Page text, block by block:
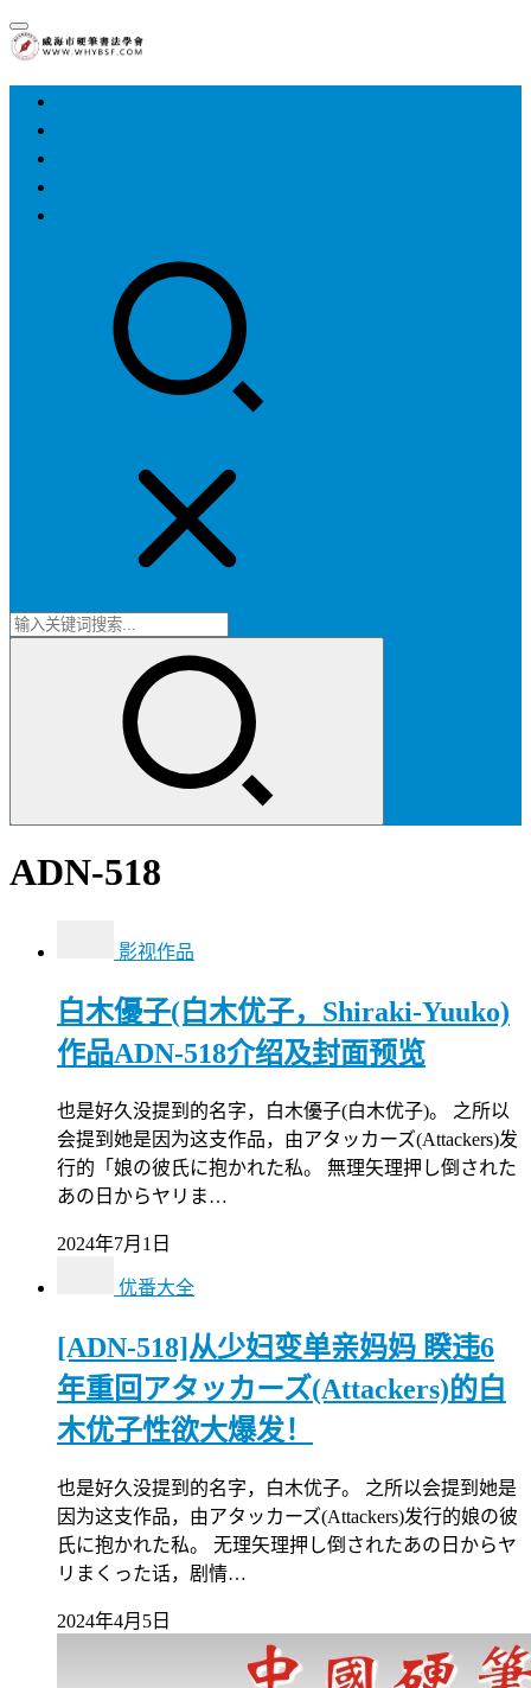
ADN-518
影视作品
白木優子(白木优子，Shiraki-Yuuko)
作品ADN-518介绍及封面预览
也是好久没提到的名字，白木優子(白木优子)。 之所以
会提到她是因为这支作品，由アタッカーズ(Attackers)发
行的「娘の彼氏に抱かれた私。 無理矢理押し倒された
あの日からヤリま…
2024年7月1日
优番大全
[ADN-518]从少妇变单亲妈妈 睽违6
年重回アタッカーズ(Attackers)的白
木优子性欲大爆发！
也是好久没提到的名字，白木优子。 之所以会提到她是
因为这支作品，由アタッカーズ(Attackers)发行的娘の彼
氏に抱かれた私。 无理矢理押し倒されたあの日からヤ
リまくった话，剧情…
2024年4月5日